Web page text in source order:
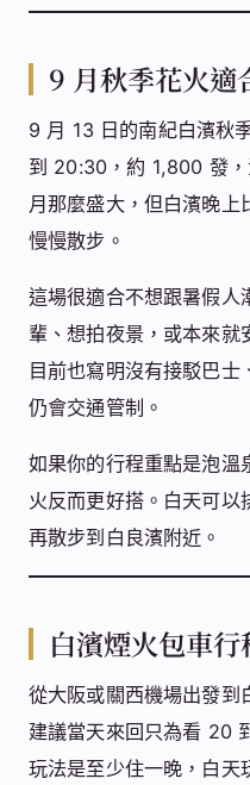
9 月秋季花火適
9 月 13 日的南紀白濱秋
到 20:30，約 1,800 發
月那麼盛大，但白濱晚
慢慢散步。
這場很適合不想跟暑假人
輩、想拍夜景，或本來就
目前也寫明沒有接駁巴
仍會交通管制。
如果你的行程重點是泡溫
火反而更好搭。白天可
再散步到白良濱附近。
白濱煙火包車
從大阪或關西機場出發到
建議當天來回只為看 20
玩法是至少住一晚，白天